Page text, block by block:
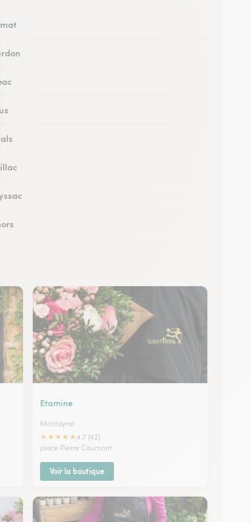
Etamine
Montayral
★★★★★4.7 (42)
place Pierre Caumont
Voir la boutique